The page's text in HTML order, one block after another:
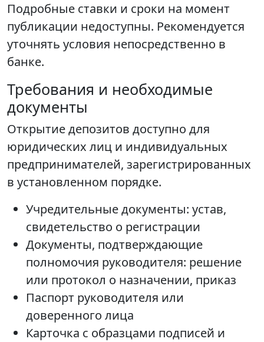
Подробные ставки и сроки на момент
публикации недоступны. Рекомендуется
уточнять условия непосредственно в
банке.
Требования и необходимые
документы
Открытие депозитов доступно для
юридических лиц и индивидуальных
предпринимателей, зарегистрированных
в установленном порядке.
Учредительные документы: устав,
свидетельство о регистрации
Документы, подтверждающие
полномочия руководителя: решение
или протокол о назначении, приказ
Паспорт руководителя или
доверенного лица
Карточка с образцами подписей и